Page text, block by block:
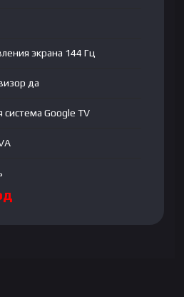
экрана 144 Гц
да
система Google TV